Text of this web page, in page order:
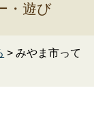
・遊び
> みやま市って